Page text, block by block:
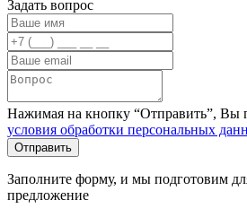
Задать вопрос
Нажимая на кнопку “Отправить”, Вы
условия обработки персональных
Заполните форму, и мы подготовим
предложение